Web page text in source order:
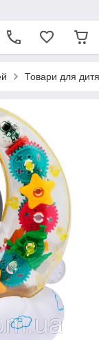
Товари для